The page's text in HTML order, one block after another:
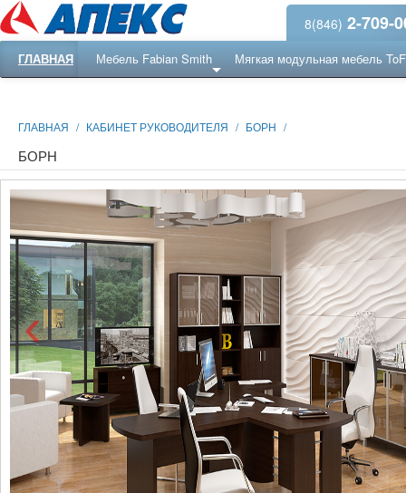
8(846) 2-709-
ГЛАВНАЯ Мебель Fabian Smith Мягкая модульная мебель
ГЛАВНАЯ / КАБИНЕТ РУКОВОДИТЕЛЯ / БОРН /
БОРН
‹